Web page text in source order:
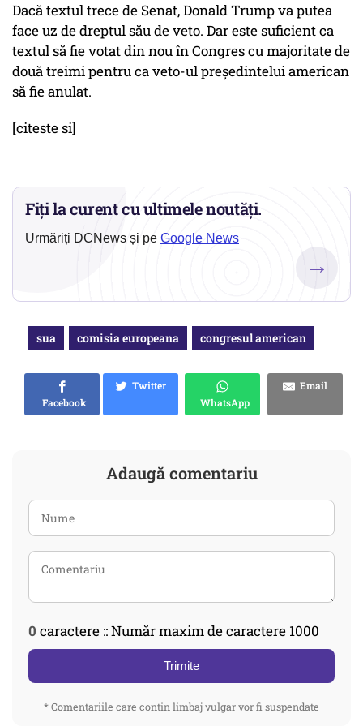
Dacă textul trece de Senat, Donald Trump va putea
face uz de dreptul său de veto. Dar este suficient ca
textul să fie votat din nou în Congres cu majoritate de
două treimi pentru ca veto-ul președintelui american
să fie anulat.
[citeste si]
Fiți la curent cu ultimele noutăți.
Urmăriți DCNews și pe Google News
→
sua comisia europeana congresul american
Facebook
Twitter
WhatsApp
Email
Adaugă comentariu
0 caractere :: Număr maxim de caractere 1000
Trimite
* Comentariile care contin limbaj vulgar vor fi suspendate